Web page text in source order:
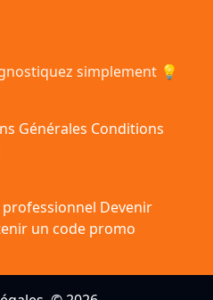
simplement 💡
Générales Conditions
professionnel Devenir
un code promo